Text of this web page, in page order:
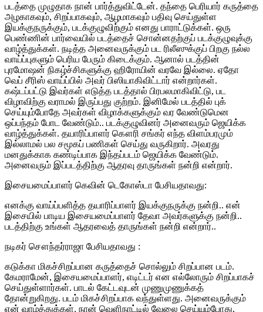
படத்தை முழுதாக நான் பார்த்துவிட்டேன். தந்தை பெரியார் கருத்தை
அழகாகவும், சிறப்பாகவும், ஆழமாகவும் பதிவு செய்துள்ள
இயக்குநருக்கும், படக்குழுவிற்கும் எனது பாராட்டுக்கள். ஒரு
பெண்ணின் பார்வையில் படத்தைச் சொன்னதற்குப் படக்குழுவுக்கு
வாழ்த்துக்கள். நடித்த அனைவருக்கும் பட ரிலீஸுக்குப் பிறகு நல்ல
வாய்ப்புகளும் பெரிய பேரும் கிடைக்கும். ஆனால் படத்தின்
புரமோஷன் நிகழ்ச்சிகளுக்கு ஹிரோயின் வரவே இல்லை. ஏதோ
வெப் சீரிஸ் வாய்ப்பில் அவர் பிஸியாகிவிட்டார் என்றார்கள்.
கஷ்டப்பட்டு இவர்கள் எடுத்த படத்தால் பிரபலமாகிவிட்டு, பட
விழாவிற்கு வராமல் இருப்பது குற்றம். இனிமேல் படத்தில் புக்
செய்யும்போதே அவர்கள் விழாக்களுக்கும் வர வேண்டுமென
ஒப்பந்தம் போட வேண்டும்.. படக்குழுவினர் அனைவரும் ஜெயிக்க
வாழ்த்துக்கள். தயாரிப்பாளர் கௌரி சங்கர் எந்த விளம்பரமும்
இல்லாமல் பல சமூகப் பணிகள் செய்து வருகிறார். அவரது
மனதுக்காக கண்டிப்பாக இந்தப்படம் ஜெயிக்க வேண்டும்.
அனைவரும் இப்படத்திற்கு ஆதரவு தாருங்கள் நன்றி என்றார்.
இசையமைப்பாளர் கெவின் டெகோஸ்டா பேசியதாவது:
எனக்கு வாய்ப்பளித்த தயாரிப்பாளர் இயக்குநருக்கு நன்றி.. என்
இசையில் பாடிய இசையமைப்பாளர் தேவா அவர்களுக்கு நன்றி..
படத்திற்கு உங்கள் ஆதரவைத் தாருங்கள் நன்றி என்றார்..
நடிகர் சௌந்தர்ராஜா பேசியதாவது :
கடுக்கா மிகச்சிறப்பான கருத்தைச் சொல்லும் சிறப்பான படம்.
கேமராமேன், இசையமைப்பாளர், எடிட்டர் என எல்லோரும் சிறப்பாகச்
செய்துள்ளார்கள். பாடல் கேட்டவுடன் முணுமுணுக்கத்
தோன்றுகிறது. படம் மிகச்சிறப்பாக வந்துள்ளது. அனைவருக்கும்
என் வாழ்த்துக்கள். நான் வெளிநாட்டில் வேலை செய்யும்போது,